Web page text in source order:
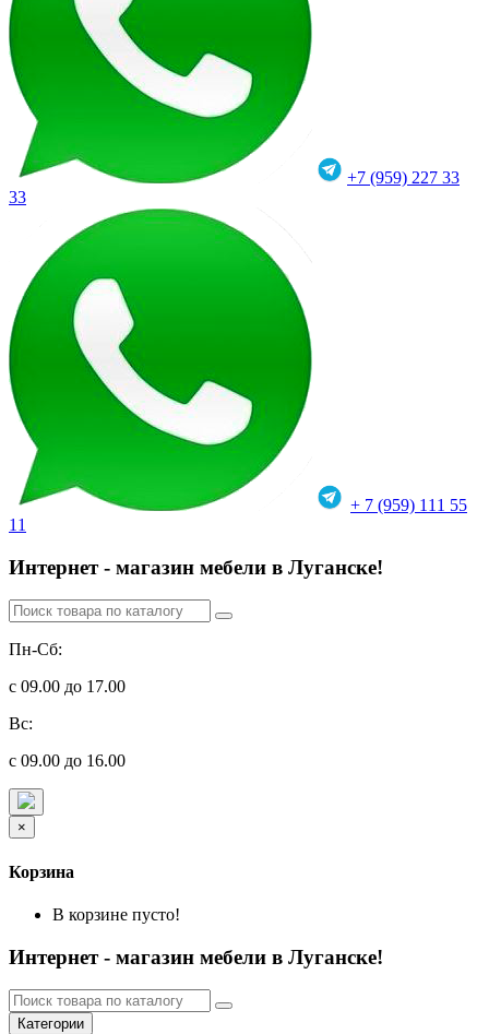
+7 (959) 227 33
33
+ 7 (959) 111 55
11
Интернет - магазин мебели в Луганске!
Пн-Сб:
с 09.00 до 17.00
Вс:
с 09.00 до 16.00
×
Корзина
В корзине пусто!
Интернет - магазин мебели в Луганске!
Категории